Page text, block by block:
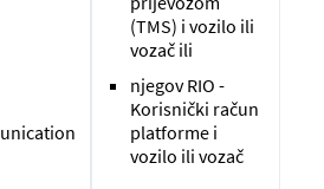
(TMS) i vozilo ili
vozač ili
njegov RIO -
Korisnički račun
platforme i
vozilo ili vozač